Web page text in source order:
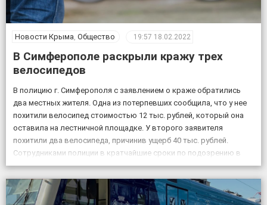
Новости Крыма, Общество 19:57 18.02.2022
В Симферополе раскрыли кражу трех
велосипедов
В полицию г. Симферополя с заявлением о краже обратились
два местных жителя. Одна из потерпевших сообщила, что у нее
похитили велосипед стоимостью 12 тыс. рублей, который она
оставила на лестничной площадке. У второго заявителя
похитили два велосипеда, причинив ущерб 40 тыс. рублей.
Сотрудниками полиции в кратчайшие сроки по подозрению в
совершении данных преступлений задержаны двое […]